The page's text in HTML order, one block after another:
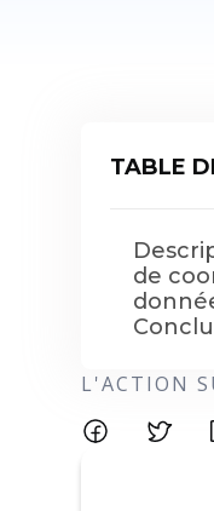
TABLE
de
L'ACTION